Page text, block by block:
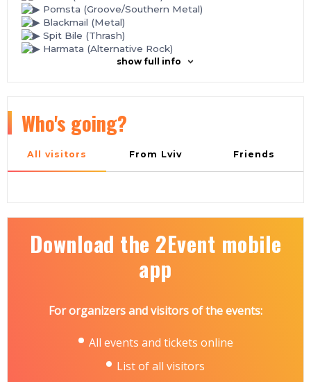
Pomsta (Groove/Southern Metal)
Blackmail (Metal)
Spit Bile (Thrash)
Harmata (Alternative Rock)
show full info
Who's going?
All visitors From Lviv Friends
Download the 2Event mobile
app
For organizers and visitors of the events:
All events and tickets online
List of all visitors